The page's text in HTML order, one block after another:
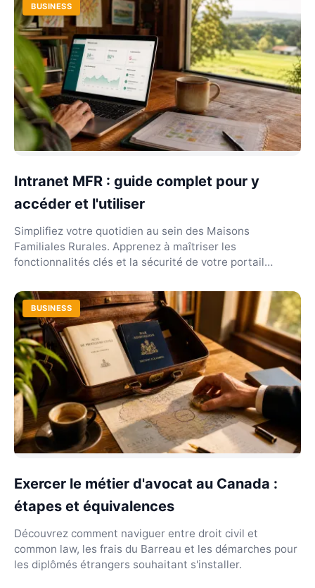
BUSINESS
Intranet MFR : guide complet pour y
accéder et l'utiliser
Simplifiez votre quotidien au sein des Maisons
Familiales Rurales. Apprenez à maîtriser les
fonctionnalités clés et la sécurité de votre portail
BUSINESS
Exercer le métier d'avocat au Canada :
étapes et équivalences
Découvrez comment naviguer entre droit civil et
common law, les frais du Barreau et les démarches pour
les diplômés étrangers souhaitant s'installer.